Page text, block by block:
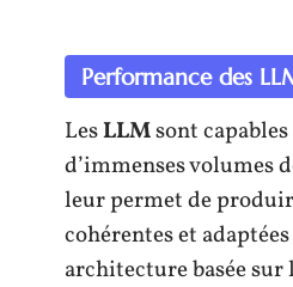
Performance des
LesLLMsont
d’immenses volumes
leur permet de
cohérentes et
architecture basée sur